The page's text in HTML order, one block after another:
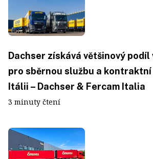
Dachser získává většinový
pro sběrnou službu a
Itálii – Dachser & Fercam Italia
3 minuty čtení